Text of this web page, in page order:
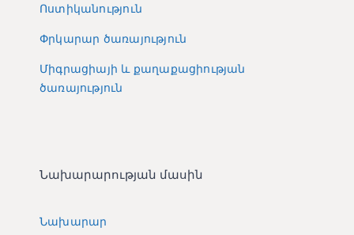
Ոստիկանություն
Փրկարար ծառայություն
Միգրացիայի և քաղաքացիության
ծառայություն
Նախարարության մասին
Նախարար